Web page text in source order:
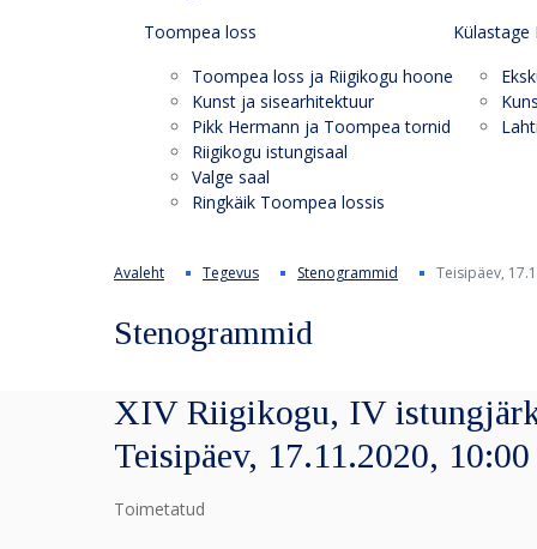
Toompea loss
Toompea loss ja Riigikogu hoone
Kunst ja sisearhitektuur
Pikk Hermann ja Toompea tornid
Riigikogu istungisaal
Valge saal
Ringkäik Toompea lossis
Külastage
Avaleht Tegevus Stenogrammid Teisipäev,
Stenogrammid
XIV Riigikogu, IV
Teisipäev, 17.11.2020, 10:00
Toimetatud